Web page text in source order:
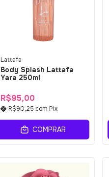
Lattafa
Body Splash Lattafa
Yara 250ml
R$95,00
R$90,25 com Pix
COMPRAR